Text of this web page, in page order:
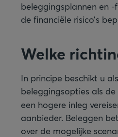
beleggingsplannen en
de financiële risico’s
Welke
In principe beschikt u
beleggingsopties als de
een hogere inleg
aanbieder. Beleggen
over de mogelijke